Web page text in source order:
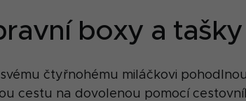
boxy a tašky
čtyřnohému miláčkovi
cestu na dovolenou pomocí